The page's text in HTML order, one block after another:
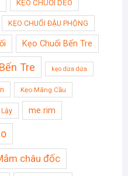
KẸO CHUỐI DẺO
KẸO CHUỐI ĐẬU PHỘNG
Kẹo Chuối Bến Tre
Tre kẹo dừa dứa
Kẹo Mãng Cầu
me rim
châu đốc